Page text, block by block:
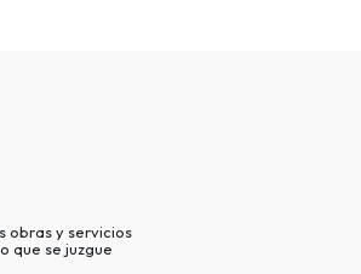
obras y servicios
que se juzgue